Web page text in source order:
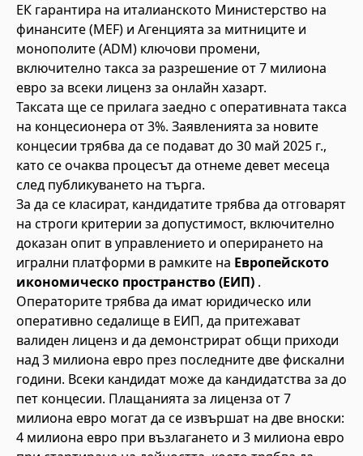
ЕК гарантира на италианското Министерство на
финансите (MEF) и Агенцията за митниците и
монополите (ADM) ключови промени,
включително такса за разрешение от 7 милиона
евро за всеки лиценз за онлайн хазарт.
Таксата ще се прилага заедно с оперативната такса
на концесионера от 3%. Заявленията за новите
концесии трябва да се подават до 30 май 2025 г.,
като се очаква процесът да отнеме девет месеца
след публикуването на търга.
За да се класират, кандидатите трябва да отговарят
на строги критерии за допустимост, включително
доказан опит в управлението и оперирането на
игрални платформи в рамките на Европейското
икономическо пространство (ЕИП) .
Операторите трябва да имат юридическо или
оперативно седалище в ЕИП, да притежават
валиден лиценз и да демонстрират общи приходи
над 3 милиона евро през последните две фискални
години. Всеки кандидат може да кандидатства за до
пет концесии. Плащанията за лиценза от 7
милиона евро могат да се извършат на две вноски:
4 милиона евро при възлагането и 3 милиона евро